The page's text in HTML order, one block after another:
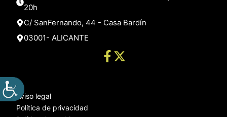
20h
C/ SanFernando, 44 - Casa Bardín
03001- ALICANTE
Aviso legal
Política de privacidad